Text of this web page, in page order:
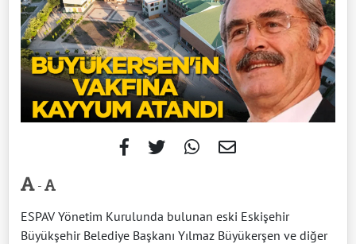
-
ESPAV Yönetim Kurulunda bulunan eski Eskişehir
Büyükşehir Belediye Başkanı Yılmaz Büyükerşen ve diğer